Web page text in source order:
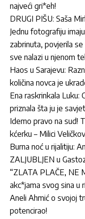
najveći gri*eh!
DRUGI PIŠU: Saša
Jednu fotografiju
zabrinuta, povjerila
sve nalazi u njenom
Haos u Sarajevu:
količina novca je
Ena raskrinkala Luku:
priznala šta ju je
Idemo pravo na sud!
kćerku – Milici
Burna noć u rijalitiju:
ZALJUBLJEN u
“ZLATA PLAČE, NE
akc*jama svog sina u
Aneli Ahmić o svojoj
potencirao!